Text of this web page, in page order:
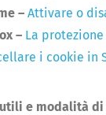
– Attivare o
– La
i cookie in
e modalità